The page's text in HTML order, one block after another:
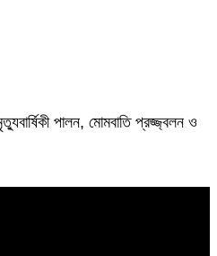
পালন, মোমবাতি প্রজ্জ্বলন ও